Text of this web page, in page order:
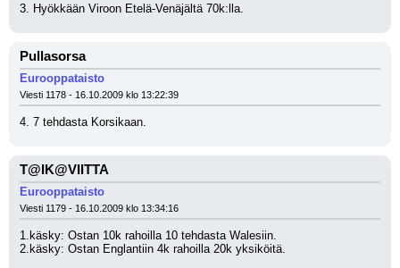
3. Hyökkään Viroon Etelä-Venäjältä 70k:lla.
Pullasorsa
Eurooppataisto
Viesti 1178 - 16.10.2009 klo 13:22:39
4. 7 tehdasta Korsikaan.
T@IK@VIITTA
Eurooppataisto
Viesti 1179 - 16.10.2009 klo 13:34:16
1.käsky: Ostan 10k rahoilla 10 tehdasta Walesiin.
2.käsky: Ostan Englantiin 4k rahoilla 20k yksiköitä.